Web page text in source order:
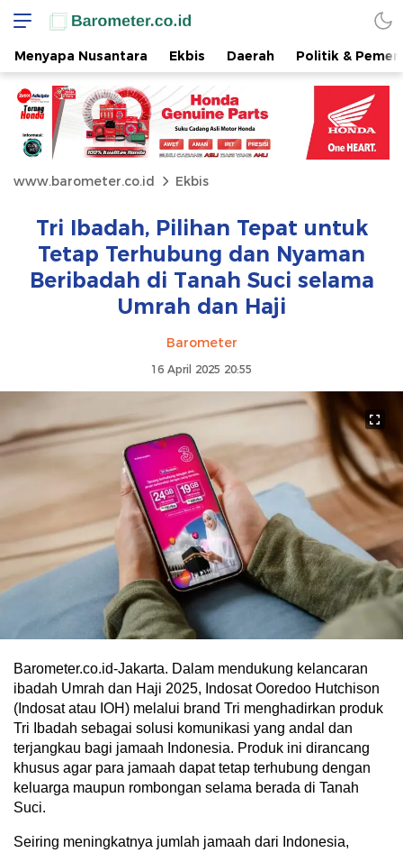
Menyapa Nusantara Ekbis Daerah Politik &
www.barometer.co.id Ekbis
Tri Ibadah, Pilihan Tepat untuk
Tetap Terhubung dan Nyaman
Beribadah di Tanah Suci selama
Umrah dan Haji
Barometer
16 April 2025 20:55
Barometer.co.id-Jakarta. Dalam mendukung kelancaran
ibadah Umrah dan Haji 2025, Indosat Ooredoo Hutchison
(Indosat atau IOH) melalui brand Tri menghadirkan produk
Tri Ibadah sebagai solusi komunikasi yang andal dan
terjangkau bagi jamaah Indonesia. Produk ini dirancang
khusus agar para jamaah dapat tetap terhubung dengan
keluarga maupun rombongan selama berada di Tanah
Suci.
Seiring meningkatnya jumlah jamaah dari Indonesia,